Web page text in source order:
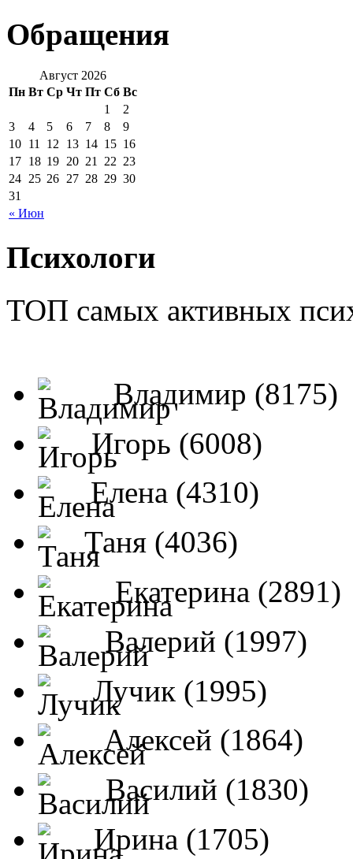
Обращения
Август 2026
Пн Вт Ср Чт Пт Сб Вс
« Июн
1
2
3
4 5 6 7 8
9
10 11 12 13 14 15 16
17 18 19 20 21 22 23
24 25 26 27 28 29 30
31
Психологи
ТОП самых активных
Владимир (8175)
Игорь (6008)
Елена (4310)
Таня (4036)
Екатерина (2891)
Валерий (1997)
Лучик (1995)
Алексей (1864)
Василий (1830)
Ирина (1705)